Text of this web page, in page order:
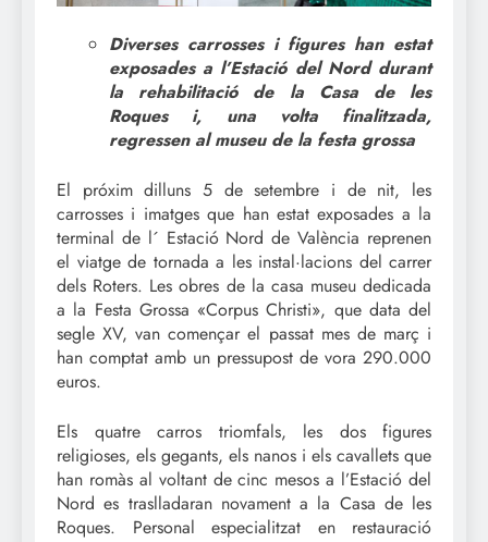
Diverses carrosses i figures han estat
exposades a l’Estació del Nord durant
la rehabilitació de la Casa de les
Roques i, una volta finalitzada,
regressen al museu de la festa grossa
El próxim dilluns 5 de setembre i de nit, les
carrosses i imatges que han estat exposades a la
terminal de l´ Estació Nord de València reprenen
el viatge de tornada a les instal·lacions del carrer
dels Roters. Les obres de la casa museu dedicada
a la Festa Grossa «Corpus Christi», que data del
segle XV, van començar el passat mes de març i
han comptat amb un pressupost de vora 290.000
euros.
Els quatre carros triomfals, les dos figures
religioses, els gegants, els nanos i els cavallets que
han romàs al voltant de cinc mesos a l’Estació del
Nord es traslladaran novament a la Casa de les
Roques. Personal especialitzat en restauració